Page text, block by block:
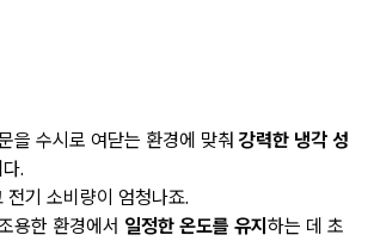
을 수시로 여닫는 환경에 맞춰 강력한 냉각 성
.
전기 소비량이 엄청나죠.
용한 환경에서 일정한 온도를 유지 하는 데 초